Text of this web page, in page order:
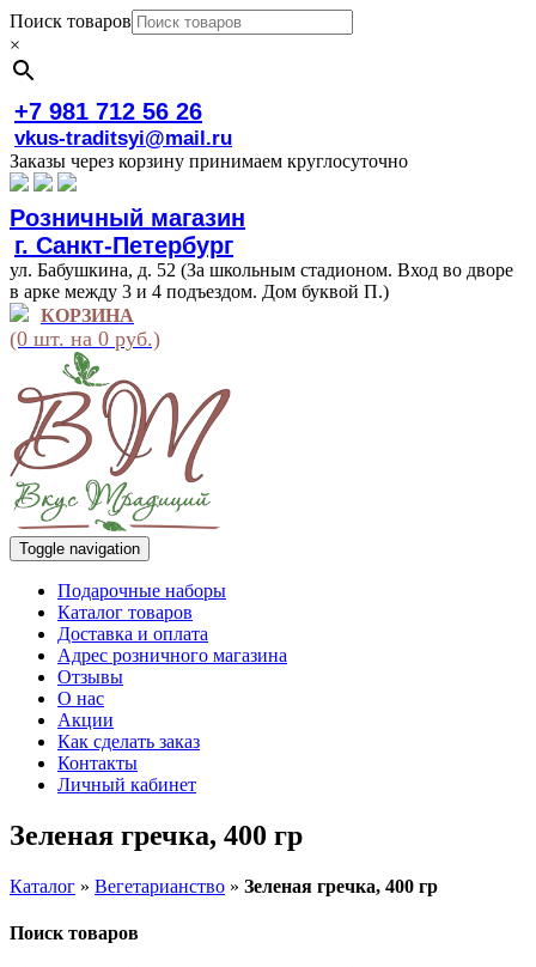
Поиск товаров
×
+7 981 712 56 26
vkus-traditsyi@mail.ru
Заказы через корзину принимаем круглосуточно
Розничный магазин
г. Санкт-Петербург
ул. Бабушкина, д. 52 (За школьным стадионом. Вход во дворе
в арке между 3 и 4 подъездом. Дом буквой П.)
КОРЗИНА
(0 шт. на 0 руб.)
Toggle navigation
Подарочные наборы
Каталог товаров
Доставка и оплата
Адрес розничного магазина
Отзывы
О нас
Акции
Как сделать заказ
Контакты
Личный кабинет
Зеленая гречка, 400 гр
Каталог » Вегетарианство » Зеленая гречка, 400 гр
Поиск товаров